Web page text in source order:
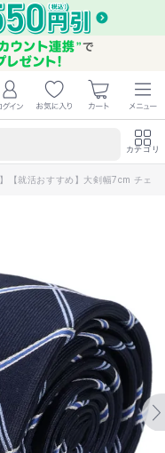
カテゴリ
【就活おすすめ】大剣幅7cm チェ